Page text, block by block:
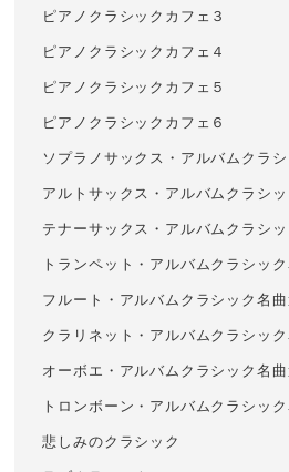
ピアノクラシックカフェ３
ピアノクラシックカフェ４
ピアノクラシックカフェ５
ピアノクラシックカフェ６
ソプラノサックス・アルバムクラ
アルトサックス・アルバムクラシ
テナーサックス・アルバムクラシ
トランペット・アルバムクラシッ
フルート・アルバムクラシック名曲
クラリネット・アルバムクラシック
オーボエ・アルバムクラシック名曲
トロンボーン・アルバムクラシッ
悲しみのクラシック